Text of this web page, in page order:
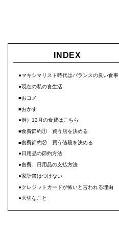
INDEX
●マキシマリスト時代はバランスの良い食事
●現在の私の食生活
■おコメ
■おかず
●例）12月の食費はこちら
■食費節約① 買う店を決める
■食費節約② 買う値段を決める
●日用品の節約方法
●食費、日用品の支払方法
●家計簿はつけない
●クレジットカードが怖いと言われる理由
●大切なこと